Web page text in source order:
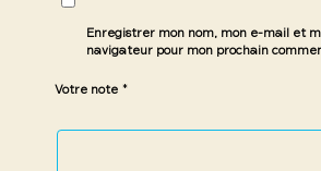
Enregistrer mon nom, mon e-mail et
navigateur pour mon prochain
Votre note *
1 étoile
2 étoiles
3 étoiles
4 étoiles
5 étoiles